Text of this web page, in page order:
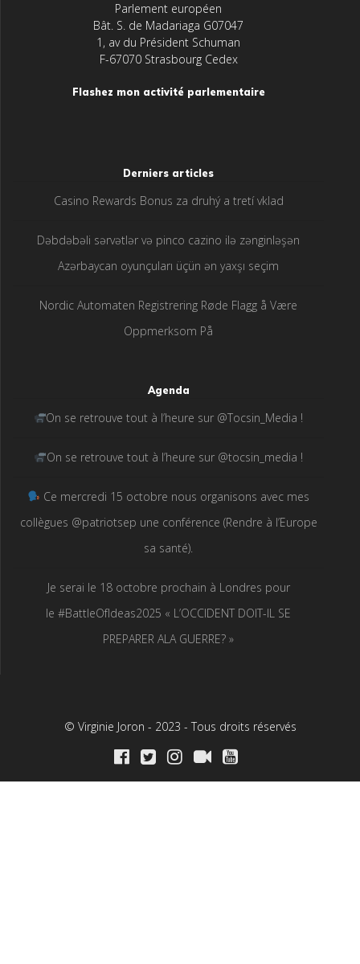
Parlement européen
Bât. S. de Madariaga G07047
1, av du Président Schuman
F-67070 Strasbourg Cedex
Flashez mon activité parlementaire
Derniers articles
Casino Rewards Bonus za druhý a tretí vklad
Dəbdəbəli sərvətlər və pinco cazino ilə zənginləşən
Azərbaycan oyunçuları üçün ən yaxşı seçim
Nordic Automaten Registrering Røde Flagg å Være
Oppmerksom På
Agenda
On se retrouve tout à l’heure sur @Tocsin_Media !
On se retrouve tout à l’heure sur @tocsin_media !
Ce mercredi 15 octobre nous organisons avec mes
collègues @patriotsep une conférence (Rendre à l’Europe
sa santé).
Je serai le 18 octobre prochain à Londres pour
le #BattleOfIdeas2025 « L’OCCIDENT DOIT-IL SE
PREPARER ALA GUERRE? »
© Virginie Joron - 2023 - Tous droits réservés